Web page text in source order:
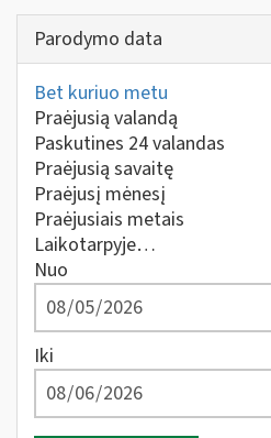
Parodymo data
Bet kuriuo metu
Praėjusią valandą
Paskutines 24 valandas
Praėjusią savaitę
Praėjusį mėnesį
Praėjusiais metais
Laikotarpyje…
Nuo
Iki